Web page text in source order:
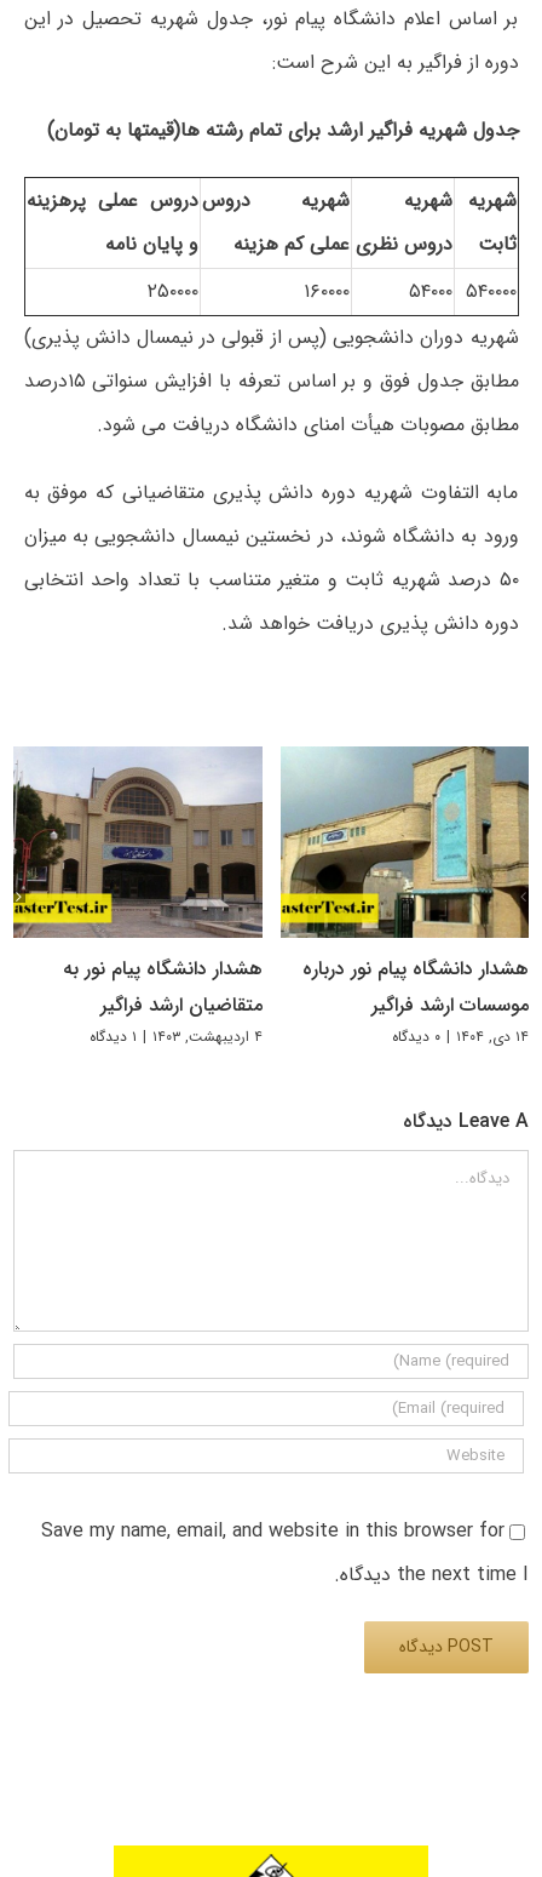
بر اساس اعلام دانشگاه پیام نور، جدول شهریه تحصیل در این
دوره از فراگیر به این شرح است:
جدول شهریه فراگیر ارشد برای تمام رشته ها(قیمتها به تومان)
شهریه
ثابت
شهریه
دروس نظری
شهریه دروس
عملی کم هزینه
دروس عملی پرهزینه
و پایان نامه
۵۴۰۰۰۰ ۵۴۰۰۰ ۱۶۰۰۰۰
۲۵۰۰۰۰
شهریه دوران دانشجویی (پس از قبولی در نیمسال دانش پذیری)
مطابق جدول فوق و بر اساس تعرفه با افزایش سنواتی ۱۵درصد
مطابق مصوبات هیأت امنای دانشگاه دریافت می شود.
مابه التفاوت شهریه دوره دانش پذیری متقاضیانی که موفق به
ورود به دانشگاه شوند، در نخستین نیمسال دانشجویی به میزان
۵۰ درصد شهریه ثابت و متغیر متناسب با تعداد واحد انتخابی
دوره دانش پذیری دریافت خواهد شد.
هشدار دانشگاه پیام نور درباره
موسسات ارشد فراگیر
۱۴ دی, ۱۴۰۴ | ۰ دیدگاه
هشدار دانشگاه پیام نور به
متقاضیان ارشد فراگیر
۴ اردیبهشت, ۱۴۰۳ | ۱ دیدگاه
Leave A دیدگاه
دیدگاه
Save my name, email, and website in this browser for
the next time I دیدگاه.